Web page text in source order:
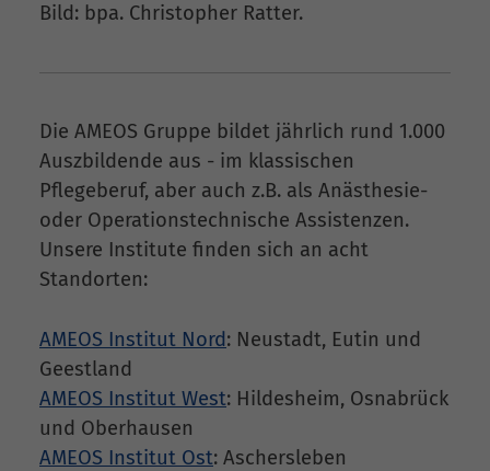
Bild: bpa. Christopher Ratter.
Die AMEOS Gruppe bildet jährlich rund 1.000
Auszbildende aus - im klassischen
Pflegeberuf, aber auch z.B. als Anästhesie-
oder Operationstechnische Assistenzen.
Unsere Institute finden sich an acht
Standorten:
AMEOS Institut Nord: Neustadt, Eutin und
Geestland
AMEOS Institut West: Hildesheim, Osnabrück
und Oberhausen
AMEOS Institut Ost: Aschersleben